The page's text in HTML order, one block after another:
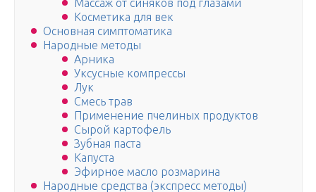
Массаж от синяков под глазами
Косметика для век
Основная симптоматика
Народные методы
Арника
Уксусные компрессы
Лук
Смесь трав
Применение пчелиных продуктов
Сырой картофель
Зубная паста
Капуста
Эфирное масло розмарина
Народные средства (экспресс методы)